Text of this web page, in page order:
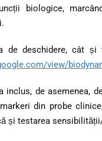
biologice,
de deschidere, cât
view/
inclus, de asemenea,
din probe
și testarea